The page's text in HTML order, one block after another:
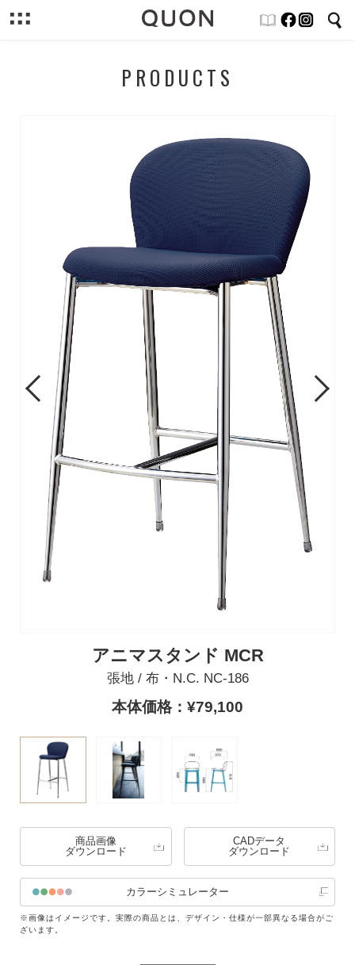
PRODUCTS
Previous
アニマスタンド MCR
張地 / 布・N.C. NC-186
本体価格：¥79,100
Next
商品画像
ダウンロード
CADデータ
ダウンロード
カラーシミュレーター
※画像はイメージです。実際の商品とは、デザイン・仕様が一部異なる場合がご
ざいます。